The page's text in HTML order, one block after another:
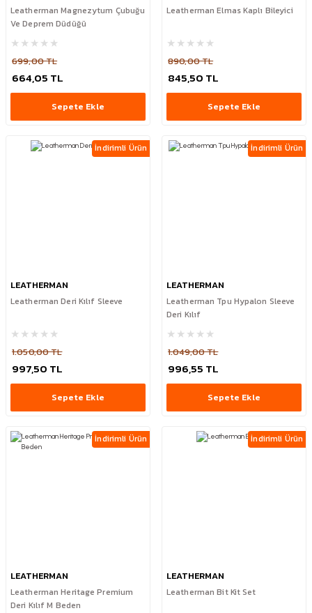
Leatherman Magnezytum Çubuğu
Ve Deprem Düdüğü
699,00 TL
664,05 TL
Sepete Ekle
Leatherman Elmas Kaplı Bileyici
890,00 TL
845,50 TL
Sepete Ekle
İndirimli Ürün
LEATHERMAN
Leatherman Deri Kılıf Sleeve
1.050,00 TL
997,50 TL
Sepete Ekle
İndirimli Ürün
LEATHERMAN
Leatherman Tpu Hypalon Sleeve
Deri Kılıf
1.049,00 TL
996,55 TL
Sepete Ekle
İndirimli Ürün
LEATHERMAN
Leatherman Heritage Premium
Deri Kılıf M Beden
İndirimli Ürün
LEATHERMAN
Leatherman Bit Kit Set